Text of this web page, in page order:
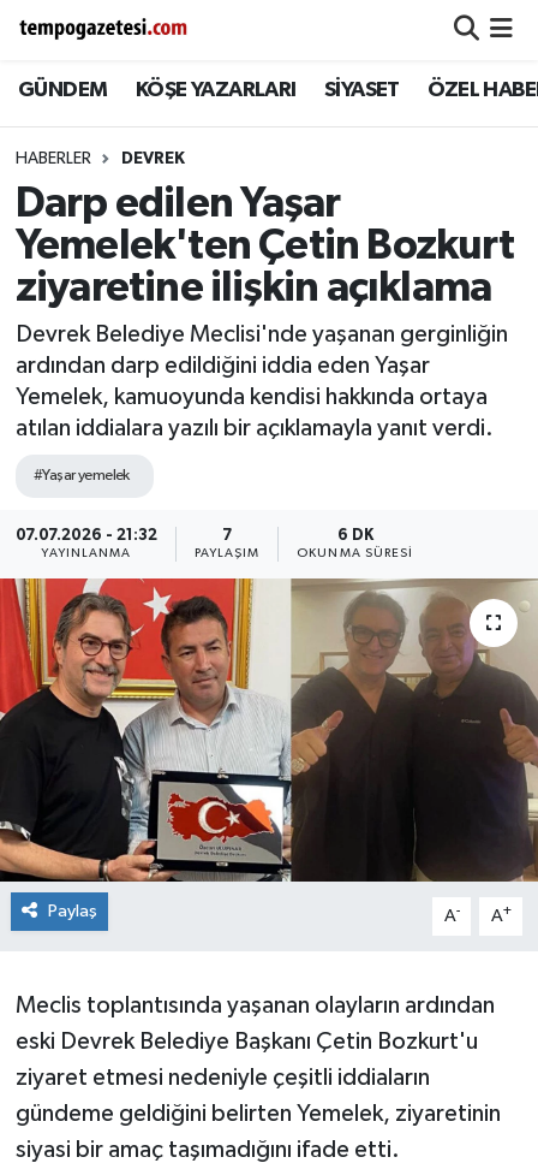
GÜNDEM KÖŞE YAZARLARI SİYASET ÖZEL
HABERLER DEVREK
Darp edilen Yaşar
Yemelek'ten Çetin Bozkurt
ziyaretine ilişkin açıklama
Devrek Belediye Meclisi'nde yaşanan gerginliğin
ardından darp edildiğini iddia eden Yaşar
Yemelek, kamuoyunda kendisi hakkında ortaya
atılan iddialara yazılı bir açıklamayla yanıt verdi.
#Yaşar yemelek
07.07.2026 - 21:32
YAYINLANMA
7
PAYLAŞIM
6 DK
OKUNMA SÜRESI
Paylaş A- A+
Meclis toplantısında yaşanan olayların ardından
eski Devrek Belediye Başkanı Çetin Bozkurt'u
ziyaret etmesi nedeniyle çeşitli iddiaların
gündeme geldiğini belirten Yemelek, ziyaretinin
siyasi bir amaç taşımadığını ifade etti.
Alaplı
Çaycuma
Devrek
Ereğli
Gökçebey
GÜNDEM
Siyaset
SPOR
YAŞAM
Zonguldak
Zonguldak Nöbetçi Eczaneler
Zonguldak Hava Durumu
Zonguldak Namaz Vakitleri
Zonguldak Trafik Yoğunluk Haritası
Süper Lig Puan Durumu ve Fikstür
Tüm Manşetler